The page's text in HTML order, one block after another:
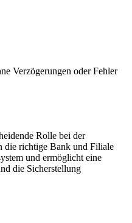
Verzögerungen oder Fehler
Rolle bei der
die richtige Bank und Filiale
und ermöglicht eine
die Sicherstellung